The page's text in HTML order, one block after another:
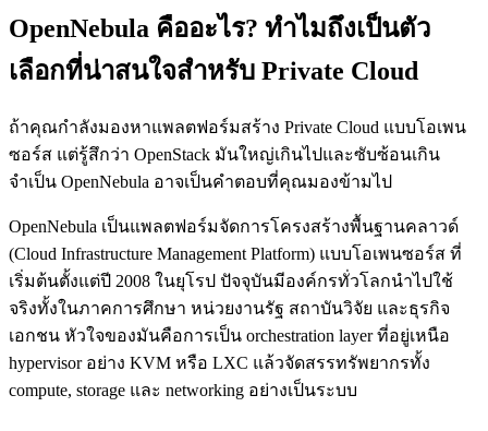
OpenNebula คืออะไร? ทำไมถึงเป็นตัว
เลือกที่น่าสนใจสำหรับ Private Cloud
ถ้าคุณกำลังมองหาแพลตฟอร์มสร้าง Private Cloud แบบโอเพน
ซอร์ส แต่รู้สึกว่า OpenStack มันใหญ่เกินไปและซับซ้อนเกิน
จำเป็น OpenNebula อาจเป็นคำตอบที่คุณมองข้ามไป
OpenNebula เป็นแพลตฟอร์มจัดการโครงสร้างพื้นฐานคลาวด์
(Cloud Infrastructure Management Platform) แบบโอเพนซอร์ส ที่
เริ่มต้นตั้งแต่ปี 2008 ในยุโรป ปัจจุบันมีองค์กรทั่วโลกนำไปใช้
จริงทั้งในภาคการศึกษา หน่วยงานรัฐ สถาบันวิจัย และธุรกิจ
เอกชน หัวใจของมันคือการเป็น orchestration layer ที่อยู่เหนือ
hypervisor อย่าง KVM หรือ LXC แล้วจัดสรรทรัพยากรทั้ง
compute, storage และ networking อย่างเป็นระบบ